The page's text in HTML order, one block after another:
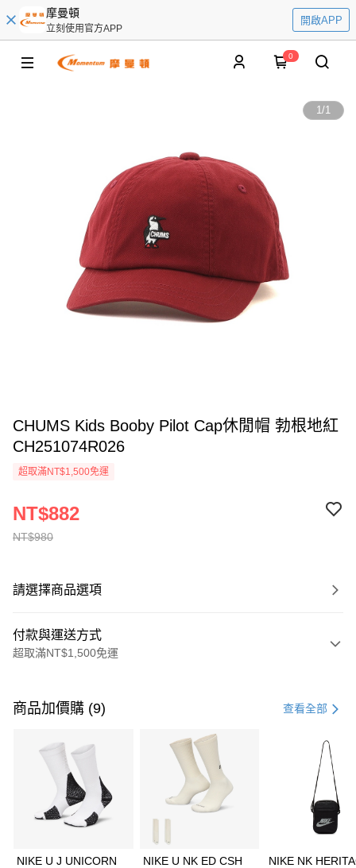
摩曼頓
立刻使用官方APP
開啟APP
0
1/1
CHUMS Kids Booby Pilot Cap休閒帽 勃根地紅
CH251074R026
超取滿NT$1,500免運
NT$980
NT$882
請選擇商品選項
付款與運送方式
超取滿NT$1,500免運
信用卡一次付款
3 期 0 利率 每期 21家銀行
合作金庫商業銀行
第一商業銀行
華南商業銀行
彰化商業銀行
上海商業儲蓄銀行
Apple Pay
商品加價購 (9) 查看全部
NIKE U J UNICORN
NIKE U NK ED CSH
NIKE NK